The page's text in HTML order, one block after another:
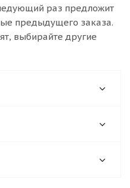
раз предложит
предыдущего заказа.
выбирайте другие